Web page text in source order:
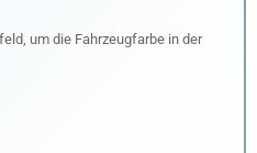
um die Fahrzeugfarbe in der